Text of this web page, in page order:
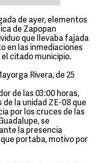
de ayer, elementos
de Zapopan
que llevaba fajada
en las inmediaciones
el citado municipio.
Rivera, de 25
de las 03:00 horas,
la unidad ZE-08 que
por los cruces de las
se
la presencia
portaba, motivo por